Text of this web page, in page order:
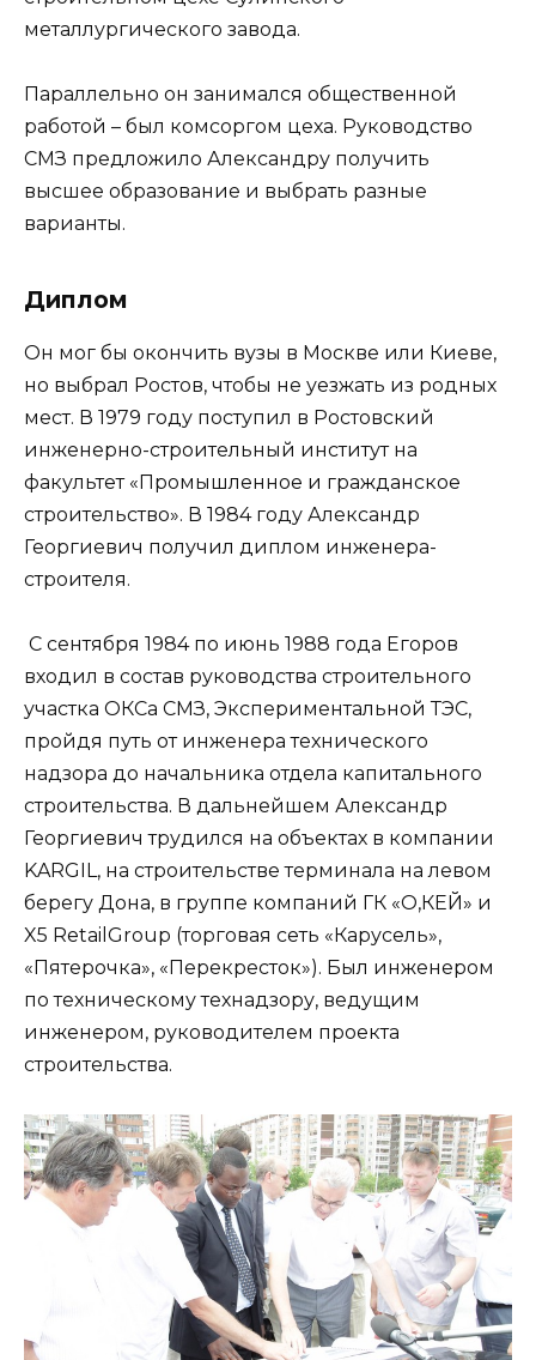
металлургического завода.
Параллельно он занимался общественной
работой – был комсоргом цеха. Руководство
СМЗ предложило Александру получить
высшее образование и выбрать разные
варианты.
Диплом
Он мог бы окончить вузы в Москве или Киеве,
но выбрал Ростов, чтобы не уезжать из родных
мест. В 1979 году поступил в Ростовский
инженерно-строительный институт на
факультет «Промышленное и гражданское
строительство». В 1984 году Александр
Георгиевич получил диплом инженера-
строителя.
С сентября 1984 по июнь 1988 года Егоров
входил в состав руководства строительного
участка ОКСа СМЗ, Экспериментальной ТЭС,
пройдя путь от инженера технического
надзора до начальника отдела капитального
строительства. В дальнейшем Александр
Георгиевич трудился на объектах в компании
KARGIL, на строительстве терминала на левом
берегу Дона, в группе компаний ГК «О,КЕЙ» и
X5 RetailGroup (торговая сеть «Карусель»,
«Пятерочка», «Перекресток»). Был инженером
по техническому технадзору, ведущим
инженером, руководителем проекта
строительства.